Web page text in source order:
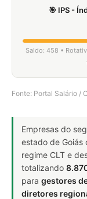
🎯 IPS -
Saldo: 458 •
Fonte: Portal Salário /
Empresas do
estado de Goiás
regime CLT e
totalizando
para gestores
diretores